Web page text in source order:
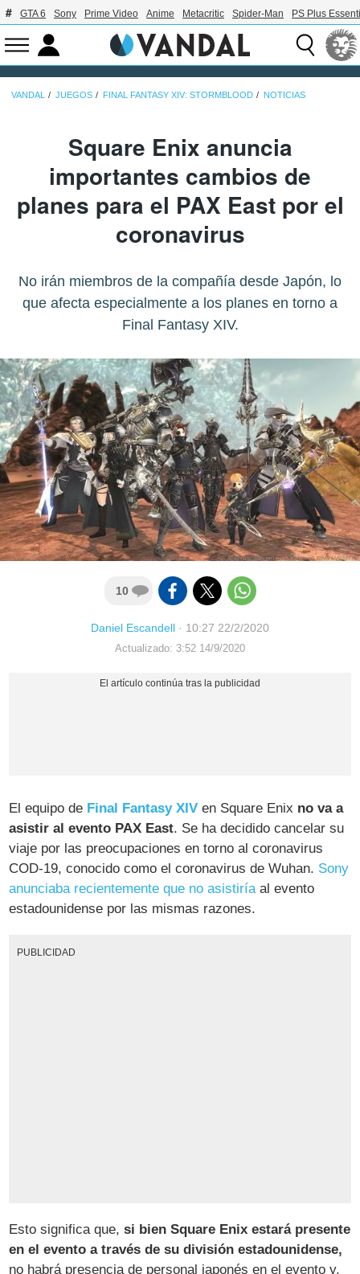
GTA 6 Sony Prime Video Anime Metacritic Spider-Man PS Plus
VANDAL JUEGOS FINAL FANTASY XIV: STORMBLOOD NOTICIAS
Square Enix anuncia
importantes cambios de
planes para el PAX East por el
coronavirus
No irán miembros de la compañía desde Japón, lo
que afecta especialmente a los planes en torno a
Final Fantasy XIV.
10
Daniel Escandell · 10:27 22/2/2020
Actualizado: 3:52 14/9/2020
El equipo de Final Fantasy XIV en Square Enix no va a
asistir al evento PAX East. Se ha decidido cancelar su
viaje por las preocupaciones en torno al coronavirus
COD-19, conocido como el coronavirus de Wuhan. Sony
anunciaba recientemente que no asistiríaal evento
estadounidense por las mismas razones.
PUBLICIDAD
Esto significa que,si bien Square Enix estará presente
en el evento a través de su división estadounidense,
no habrá presencia de personal japonés en el evento y,